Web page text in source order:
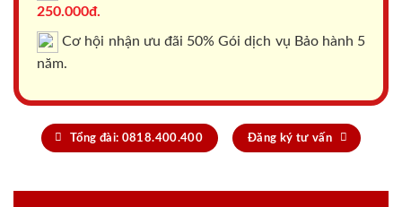
250.000đ.
Cơ hội nhận ưu đãi 50% Gói dịch vụ Bảo hành 5
năm.
Tổng đài: 0818.400.400 Đăng ký tư vấn